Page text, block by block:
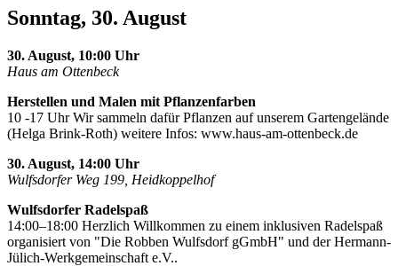
Sonntag, 30. August
30. August, 10:00 Uhr
Haus am Ottenbeck
Herstellen und Malen mit Pflanzenfarben
10 -17 Uhr Wir sammeln dafür Pflanzen auf unserem Gartengelände
(Helga Brink-Roth) weitere Infos: www.haus-am-ottenbeck.de
30. August, 14:00 Uhr
Wulfsdorfer Weg 199, Heidkoppelhof
Wulfsdorfer Radelspaß
14:00–18:00 Herzlich Willkommen zu einem inklusiven Radelspaß
organisiert von "Die Robben Wulfsdorf gGmbH" und der Hermann-
Jülich-Werkgemeinschaft e.V..